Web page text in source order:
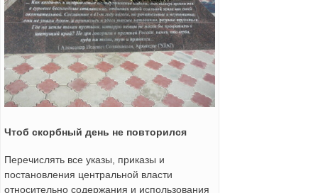
Чтоб скорбный день не повторился
Перечислять все указы, приказы и
постановления центральной власти
относительно содержания и использования